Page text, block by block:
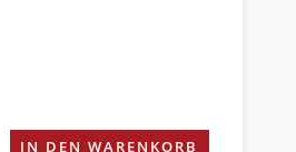
IN DEN WARENKORB